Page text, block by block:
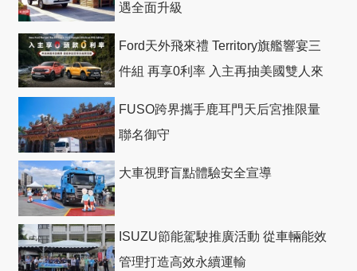
遇全面升級
Ford天外飛來禮 Territory旗艦響宴三
件組 再享0利率 入主再抽美國雙人來
FUSO跨界攜手鹿耳門天后宮推限量
聯名御守
大車視野盲點體驗安全宣導
ISUZU節能駕駛推廣活動 從車輛能效
管理打造高效永續運輸